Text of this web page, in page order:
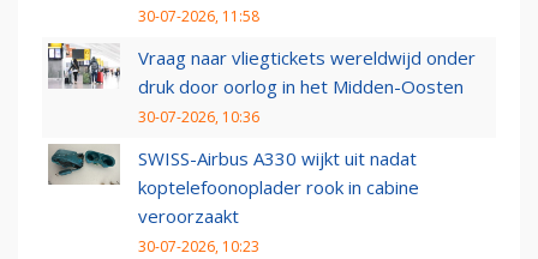
30-07-2026, 11:58
Vraag naar vliegtickets wereldwijd onder
druk door oorlog in het Midden-Oosten
30-07-2026, 10:36
SWISS-Airbus A330 wijkt uit nadat
koptelefoonoplader rook in cabine
veroorzaakt
30-07-2026, 10:23